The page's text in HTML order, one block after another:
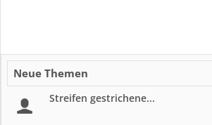
Neue Themen
Streifen gestrichene...